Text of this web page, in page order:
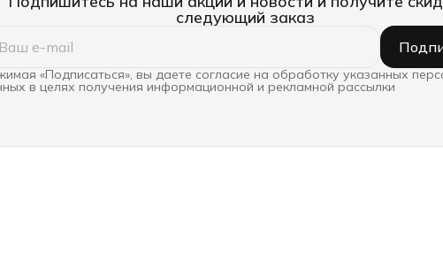
следующий заказ
«Подписаться», вы даете согласие на обработку указанных
в целях получения информационной и рекламной рассылки